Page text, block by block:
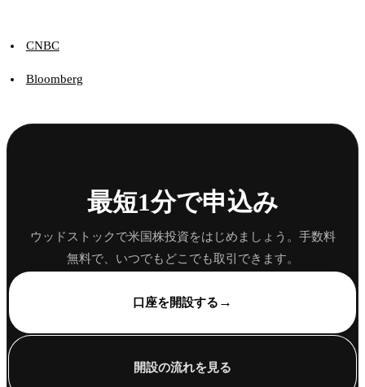
CNBC
Bloomberg
最短1分で申込み
ウッドストックで米国株投資をはじめましょう。手数料
無料で、いつでもどこでも取引できます。
口座を開設する →
開設の流れを見る